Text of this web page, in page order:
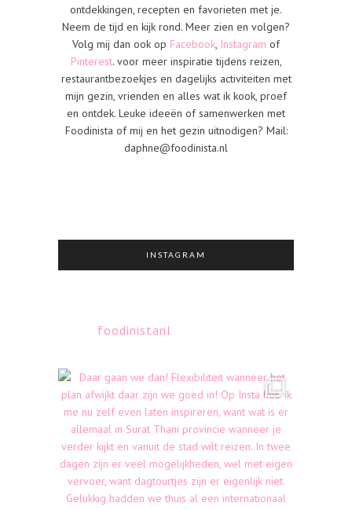
ontdekkingen, recepten en favorieten met je.
Neem de tijd en kijk rond. Meer zien en volgen?
Volg mij dan ook op Facebook, Instagram of
Pinterest. voor meer inspiratie tijdens reizen,
restaurantbezoekjes en dagelijks activiteiten met
mijn gezin, vrienden en alles wat ik kook, proef
en ontdek. Leuke ideeën of samenwerken met
Foodinista of mij en het gezin uitnodigen? Mail:
daphne@foodinista.nl
INSTAGRAM
foodinistanl